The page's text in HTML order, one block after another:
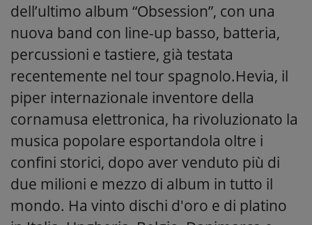
dell’ultimo album “Obsession”, con una
nuova band con line-up basso, batteria,
percussioni e tastiere, già testata
recentemente nel tour spagnolo.Hevia, il
piper internazionale inventore della
cornamusa elettronica, ha rivoluzionato la
musica popolare esportandola oltre i
confini storici, dopo aver venduto più di
due milioni e mezzo di album in tutto il
mondo. Ha vinto dischi d'oro e di platino